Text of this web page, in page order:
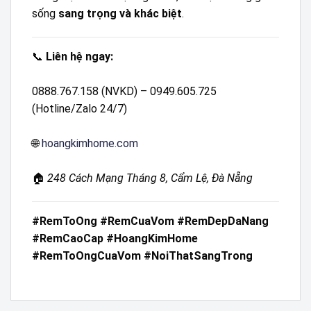
sống sang trọng và khác biệt.
📞 Liên hệ ngay:
0888.767.158 (NVKD) – 0949.605.725
(Hotline/Zalo 24/7)
🌐hoangkimhome.com
🏠 248 Cách Mạng Tháng 8, Cẩm Lệ, Đà Nẵng
#RemToOng #RemCuaVom #RemDepDaNang
#RemCaoCap #HoangKimHome
#RemToOngCuaVom #NoiThatSangTrong